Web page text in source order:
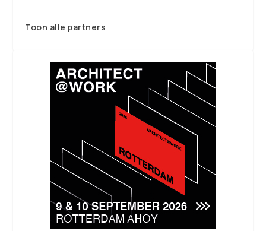
Toon alle partners